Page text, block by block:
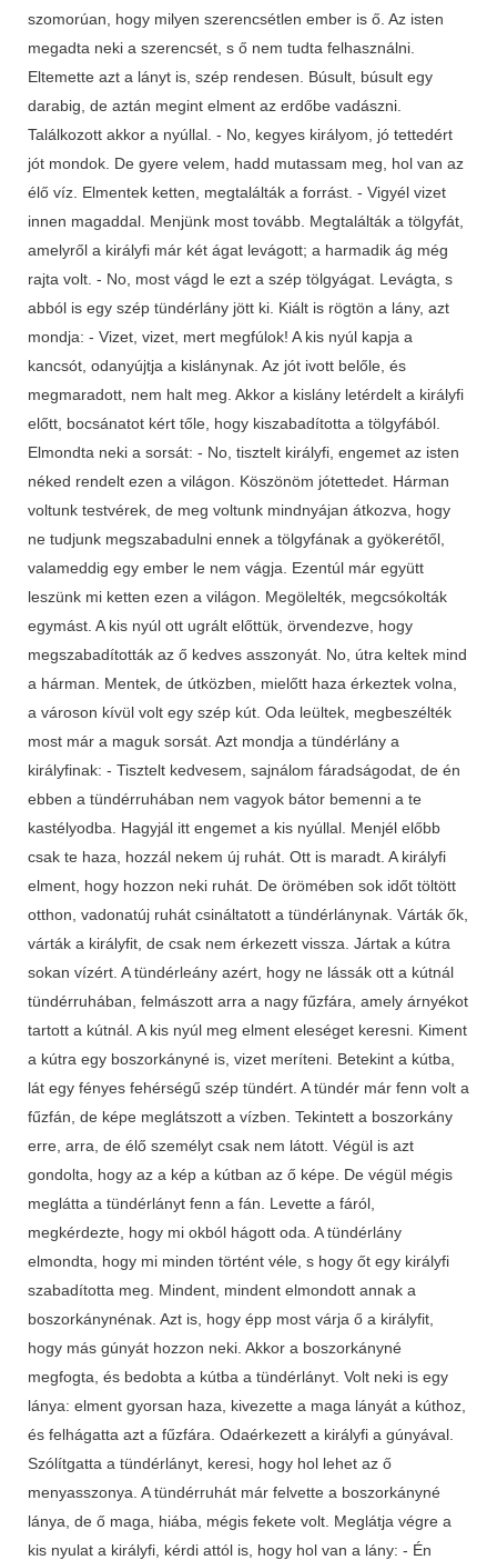
szomorúan, hogy milyen szerencsétlen ember is ő. Az isten
megadta neki a szerencsét, s ő nem tudta felhasználni.
Eltemette azt a lányt is, szép rendesen. Búsult, búsult egy
darabig, de aztán megint elment az erdőbe vadászni.
Találkozott akkor a nyúllal. - No, kegyes királyom, jó tettedért
jót mondok. De gyere velem, hadd mutassam meg, hol van az
élő víz. Elmentek ketten, megtalálták a forrást. - Vigyél vizet
innen magaddal. Menjünk most tovább. Megtalálták a tölgyfát,
amelyről a királyfi már két ágat levágott; a harmadik ág még
rajta volt. - No, most vágd le ezt a szép tölgyágat. Levágta, s
abból is egy szép tündérlány jött ki. Kiált is rögtön a lány, azt
mondja: - Vizet, vizet, mert megfúlok! A kis nyúl kapja a
kancsót, odanyújtja a kislánynak. Az jót ivott belőle, és
megmaradott, nem halt meg. Akkor a kislány letérdelt a királyfi
előtt, bocsánatot kért tőle, hogy kiszabadította a tölgyfából.
Elmondta neki a sorsát: - No, tisztelt királyfi, engemet az isten
néked rendelt ezen a világon. Köszönöm jótettedet. Hárman
voltunk testvérek, de meg voltunk mindnyájan átkozva, hogy
ne tudjunk megszaba­dulni ennek a tölgyfának a gyökerétől,
valameddig egy ember le nem vágja. Ezentúl már együtt
leszünk mi ketten ezen a világon. Megölelték, megcsókolták
egymást. A kis nyúl ott ugrált előttük, örvendezve, hogy
megszabadították az ő kedves asszonyát. No, útra keltek mind
a hárman. Mentek, de útközben, mielőtt haza érkeztek volna,
a városon kívül volt egy szép kút. Oda leültek, megbeszélték
most már a maguk sorsát. Azt mondja a tündérlány a
királyfinak: - Tisztelt kedvesem, sajnálom fáradságodat, de én
ebben a tündérruhában nem vagyok bátor bemenni a te
kastélyodba. Hagyjál itt engemet a kis nyúllal. Menjél előbb
csak te haza, hozzál nekem új ruhát. Ott is maradt. A királyfi
elment, hogy hozzon neki ruhát. De örömében sok időt töltött
otthon, vadonatúj ruhát csináltatott a tündérlánynak. Várták ők,
várták a királyfit, de csak nem érkezett vissza. Jártak a kútra
sokan vízért. A tündérleány azért, hogy ne lássák ott a kútnál
tündérruhában, felmászott arra a nagy fűzfára, amely árnyékot
tartott a kútnál. A kis nyúl meg elment eleséget keresni. Kiment
a kútra egy boszorkányné is, vizet meríteni. Betekint a kútba,
lát egy fényes fehérségű szép tündért. A tündér már fenn volt a
fűzfán, de képe meglátszott a vízben. Tekintett a boszorkány
erre, arra, de élő személyt csak nem látott. Végül is azt
gondolta, hogy az a kép a kútban az ő képe. De végül mégis
meglátta a tündérlányt fenn a fán. Levette a fáról,
megkérdezte, hogy mi okból hágott oda. A tündérlány
elmondta, hogy mi minden történt véle, s hogy őt egy királyfi
szabadította meg. Mindent, mindent elmondott annak a
boszorkányné­nak. Azt is, hogy épp most várja ő a királyfit,
hogy más gúnyát hozzon neki. Akkor a boszorkányné
megfogta, és bedobta a kútba a tündérlányt. Volt neki is egy
lánya: elment gyorsan haza, kivezette a maga lányát a kúthoz,
és felhágatta azt a fűzfára. Odaérkezett a királyfi a gúnyával.
Szólítgatta a tündérlányt, keresi, hogy hol lehet az ő
menyasszonya. A tündérruhát már felvette a boszorkányné
lánya, de ő maga, hiába, mégis fekete volt. Meglátja végre a
kis nyulat a királyfi, kérdi attól is, hogy hol van a lány: - Én